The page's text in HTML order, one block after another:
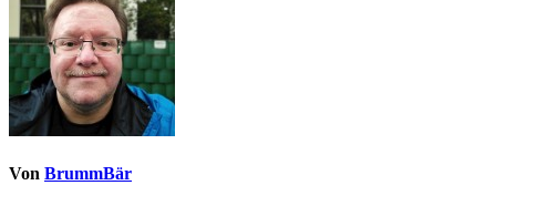
Von BrummBär